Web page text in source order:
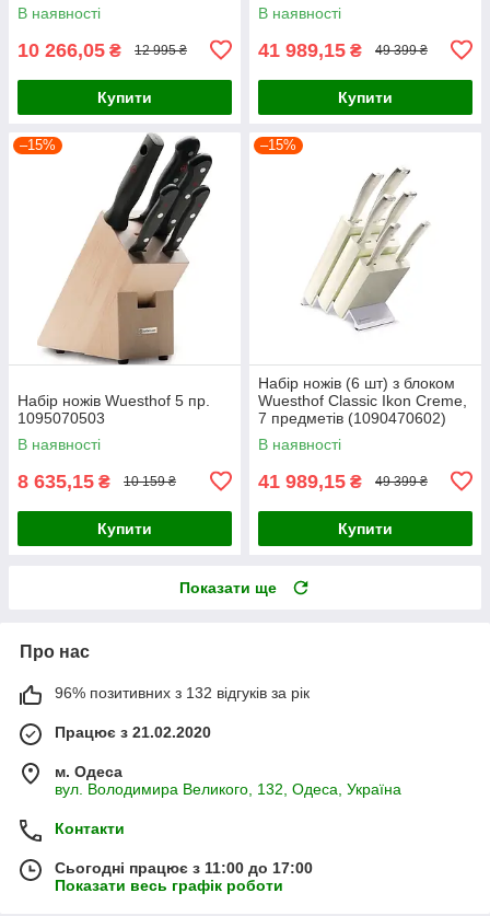
В наявності
10 266,05 ₴ 12 995 ₴
Купити
В наявності
41 989,15 ₴ 49 399 ₴
Купити
–15%
Набір ножів Wuesthof 5 пр.
1095070503
В наявності
8 635,15 ₴ 10 159 ₴
Купити
–15%
Набір ножів (6 шт) з блоком
Wuesthof Classic Ikon Creme,
7 предметів (1090470602)
В наявності
41 989,15 ₴ 49 399 ₴
Купити
Показати ще
Про нас
96% позитивних з 132 відгуків за рік
Працює з 21.02.2020
м. Одеса
вул. Володимира Великого, 132, Одеса, Україна
Контакти
Сьогодні працює з 11:00 до 17:00
Показати весь графік роботи